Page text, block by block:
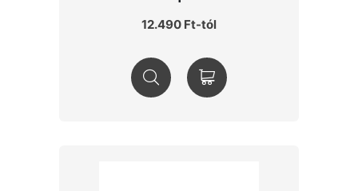
12.490 Ft-tól